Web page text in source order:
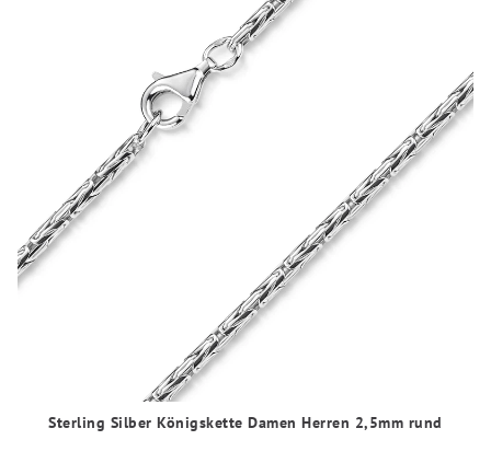
Sterling Silber Königskette Damen Herren 2,5mm rund